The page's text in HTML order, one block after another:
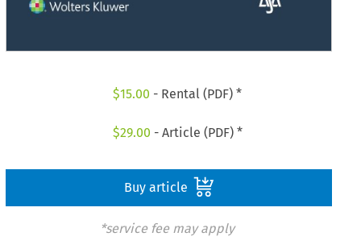
$15.00 - Rental (PDF) *
$29.00 - Article (PDF) *
Buy article
*service fee may apply